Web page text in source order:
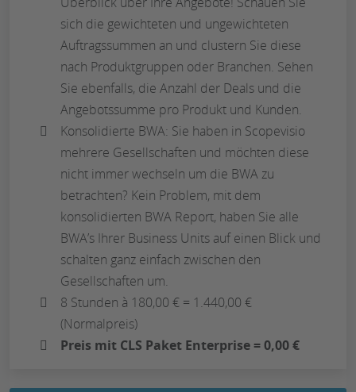
sich die gewichteten und ungewichteten
Auftragssummen an und clustern Sie diese
nach Produktgruppen oder Branchen. Sehen
Sie ebenfalls, die Anzahl der Deals und die
Angebotssumme pro Produkt und Kunden.
Konsolidierte BWA: Sie haben in Scopevisio
mehrere Gesellschaften und möchten diese
nicht immer wechseln um die BWA zu
betrachten? Kein Problem, mit dem
konsolidierten BWA Report, haben Sie alle
BWA’s Ihrer Business Units auf einen Blick und
schalten ganz einfach zwischen den
Gesellschaften um.
8 Stunden à 180,00 € = 1.440,00 €
(Normalpreis)
Preis mit CLS Paket Enterprise = 0,00 €